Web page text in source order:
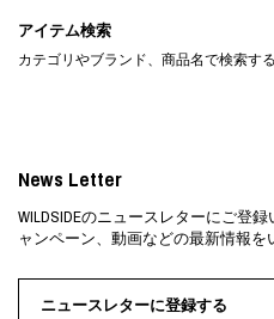
アイテム検索
カテゴリやブランド、商品名で検索する
News Letter
WILDSIDEのニュースレターにご登
ャンペーン、動画などの最新情報を
ニュースレターに登録する